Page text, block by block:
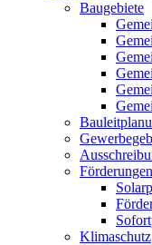
Baugebiete
Förderungen
Klimaschutz